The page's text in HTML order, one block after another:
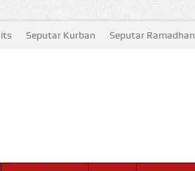
Seputar Kurban Seputar Ramadhan